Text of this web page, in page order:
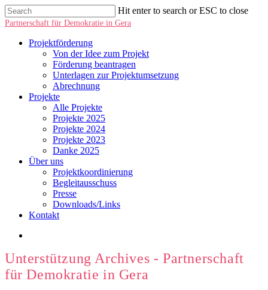
Hit enter to search or ESC to close
Partnerschaft für Demokratie in Gera
Projektförderung
Von der Idee zum Projekt
Förderung beantragen
Unterlagen zur Projektumsetzung
Abrechnung
Projekte
Alle Projekte
Projekte 2025
Projekte 2024
Projekte 2023
Danke 2025
Über uns
Projektkoordinierung
Begleitausschuss
Presse
Downloads/Links
Kontakt
Unterstützung Archives - Partnerschaft
für Demokratie in Gera